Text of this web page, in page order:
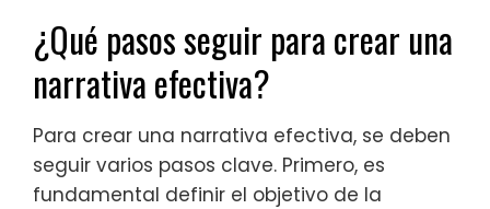
¿Qué pasos seguir para crear una
narrativa efectiva?
Para crear una narrativa efectiva, se deben
seguir varios pasos clave. Primero, es
fundamental definir el objetivo de la